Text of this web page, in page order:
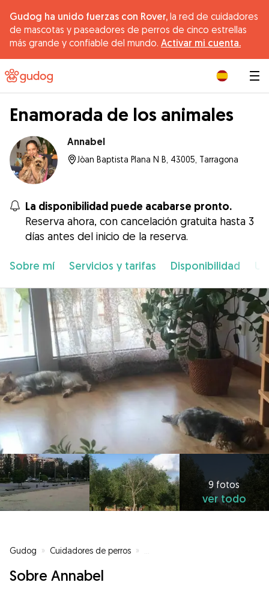
Gudog ha unido fuerzas con Rover, la red de cuidadores
de mascotas y paseadores de perros de cinco estrellas
más grande y confiable del mundo. Activar mi cuenta.
Enamorada de los animales
Annabel
Jòan Baptista Plana N B, 43005, Tarragona
La disponibilidad puede acabarse pronto.
Reserva ahora, con cancelación gratuita hasta 3
días antes del inicio de la reserva.
Sobre mí Servicios y tarifas Disponibilidad
9 fotos
ver todo
Gudog » Cuidadores de perros »
Sobre Annabel